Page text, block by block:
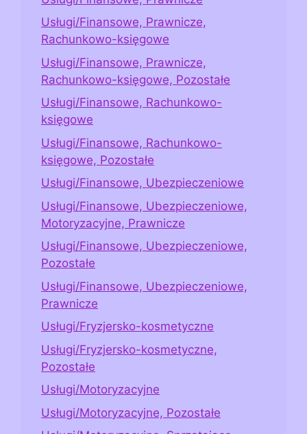
Usługi/Finansowe, Prawnicze,
Rachunkowo-księgowe
Usługi/Finansowe, Prawnicze,
Rachunkowo-księgowe, Pozostałe
Usługi/Finansowe, Rachunkowo-
księgowe
Usługi/Finansowe, Rachunkowo-
księgowe, Pozostałe
Usługi/Finansowe, Ubezpieczeniowe
Usługi/Finansowe, Ubezpieczeniowe,
Motoryzacyjne, Prawnicze
Usługi/Finansowe, Ubezpieczeniowe,
Pozostałe
Usługi/Finansowe, Ubezpieczeniowe,
Prawnicze
Usługi/Fryzjersko-kosmetyczne
Usługi/Fryzjersko-kosmetyczne,
Pozostałe
Usługi/Motoryzacyjne
Usługi/Motoryzacyjne, Pozostałe